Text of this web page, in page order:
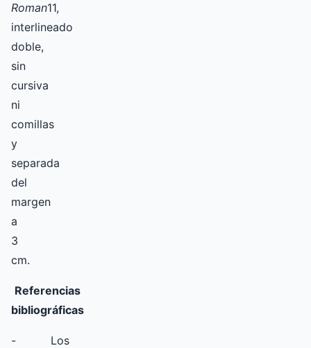
Roman11,
interlineado
doble,
sin
cursiva
ni
comillas
y
separada
del
margen
a
3
cm.
Referencias
bibliográficas
- Los